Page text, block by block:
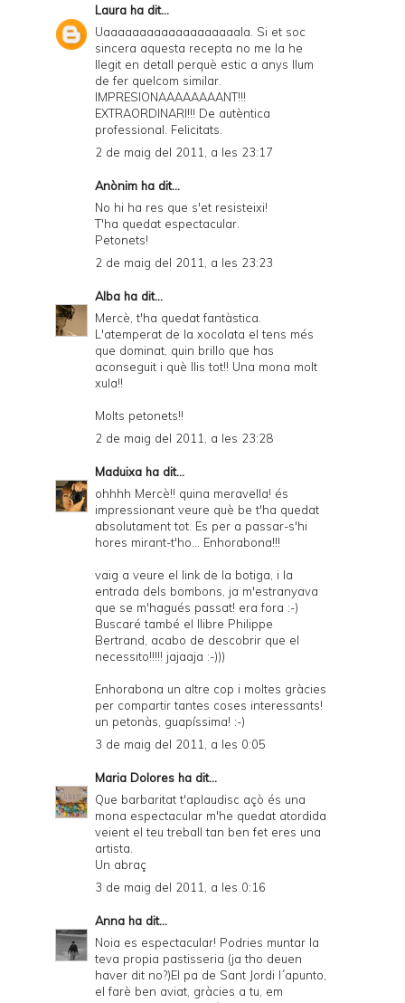
Laura ha dit...
Uaaaaaaaaaaaaaaaaaaala. Si et soc
sincera aquesta recepta no me la he
llegit en detall perquè estic a anys llum
de fer quelcom similar.
IMPRESIONAAAAAAAANT!!!
EXTRAORDINARI!!! De autèntica
professional. Felicitats.
2 de maig del 2011, a les 23:17
Anònim ha dit...
No hi ha res que s'et resisteixi!
T'ha quedat espectacular.
Petonets!
2 de maig del 2011, a les 23:23
Alba ha dit...
Mercè, t'ha quedat fantàstica.
L'atemperat de la xocolata el tens més
que dominat, quin brillo que has
aconseguit i què llis tot!! Una mona molt
xula!!
Molts petonets!!
2 de maig del 2011, a les 23:28
Maduixa ha dit...
ohhhh Mercè!! quina meravella! és
impressionant veure què be t'ha quedat
absolutament tot. Es per a passar-s'hi
hores mirant-t'ho... Enhorabona!!!
vaig a veure el link de la botiga, i la
entrada dels bombons, ja m'estranyava
que se m'hagués passat! era fora :-)
Buscaré també el llibre Philippe
Bertrand, acabo de descobrir que el
necessito!!!!! jajaaja :-)))
Enhorabona un altre cop i moltes gràcies
per compartir tantes coses interessants!
un petonàs, guapíssima! :-)
3 de maig del 2011, a les 0:05
Maria Dolores ha dit...
Que barbaritat t'aplaudisc açò és una
mona espectacular m'he quedat atordida
veient el teu treball tan ben fet eres una
artista.
Un abraç
3 de maig del 2011, a les 0:16
Anna ha dit...
Noia es espectacular! Podries muntar la
teva propia pastisseria (ja tho deuen
haver dit no?)El pa de Sant Jordi l´apunto,
el farè ben aviat, gràcies a tu, em